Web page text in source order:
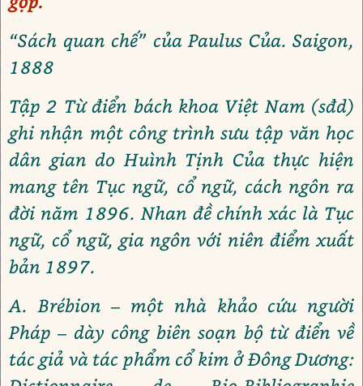
“Sách quan chế” của Paulus Của. Saigon,
1888
Tập 2 Từ điển bách khoa Việt Nam (sđd)
ghi nhận một công trình sưu tập văn học
dân gian do Huình Tịnh Của thực hiện
mang tên Tục ngữ, cổ ngữ, cách ngôn ra
đời năm 1896. Nhan đề chính xác là Tục
ngữ, cổ ngữ, gia ngôn với niên điểm xuất
bản 1897.
A. Brébion – một nhà khảo cứu người
Pháp – dày công biên soạn bộ từ điển về
tác giả và tác phẩm cổ kim ở Đông Dương: